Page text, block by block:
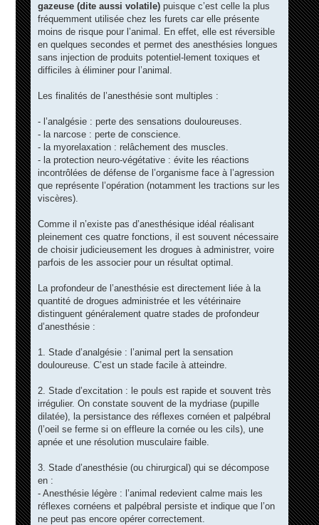
gazeuse (dite aussi volatile)puisque c’est celle la plus
fréquemment utilisée chez les furets car elle présente
moins de risque pour l’animal. En effet, elle est réversible
en quelques secondes et permet des anesthésies longues
sans injection de produits potentiel-lement toxiques et
difficiles à éliminer pour l’animal.
Les finalités de l’anesthésie sont multiples :
- l’analgésie : perte des sensations douloureuses.
- la narcose : perte de conscience.
- la myorelaxation : relâchement des muscles.
- la protection neuro-végétative : évite les réactions
incontrôlées de défense de l’organisme face à l’agression
que représente l’opération (notamment les tractions sur les
viscères).
Comme il n’existe pas d’anesthésique idéal réalisant
pleinement ces quatre fonctions, il est souvent nécessaire
de choisir judicieusement les drogues à administrer, voire
parfois de les associer pour un résultat optimal.
La profondeur de l’anesthésie est directement liée à la
quantité de drogues administrée et les vétérinaire
distinguent généralement quatre stades de profondeur
d’anesthésie :
1. Stade d’analgésie : l’animal pert la sensation
douloureuse. C’est un stade facile à atteindre.
2. Stade d’excitation : le pouls est rapide et souvent très
irrégulier. On constate souvent de la mydriase (pupille
dilatée), la persistance des réflexes cornéen et palpébral
(l’oeil se ferme si on effleure la cornée ou les cils), une
apnée et une résolution musculaire faible.
3. Stade d’anesthésie (ou chirurgical) qui se décompose
en :
- Anesthésie légère : l’animal redevient calme mais les
réflexes cornéens et palpébral persiste et indique que l’on
ne peut pas encore opérer correctement.